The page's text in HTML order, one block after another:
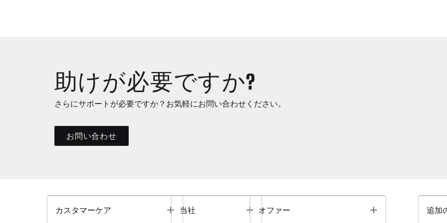
助けが必要ですか?
さらにサポートが必要ですか？お気軽にお問い合わせください。
お問い合わせ
カスタマーケア Toggle
当社 Toggle
オファー Toggle 追加